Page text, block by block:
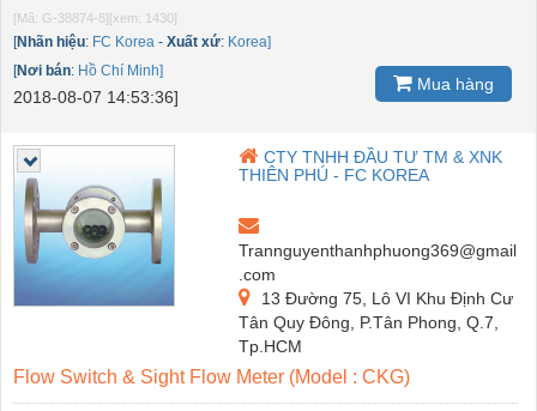
[Mã: G-38874-8][xem: 1430]
[Nhãn hiệu: FC Korea - Xuất xứ: Korea]
[Nơi bán: Hồ Chí Minh]
2018-08-07 14:53:36]
Mua hàng
CTY TNHH ĐẦU TƯ TM & XNK
THIÊN PHÚ - FC KOREA
Trannguyenthanhphuong369@gmail
.com
13 Đường 75, Lô VI Khu Định Cư
Tân Quy Đông, P.Tân Phong, Q.7,
Tp.HCM
Flow Switch & Sight Flow Meter (Model : CKG)